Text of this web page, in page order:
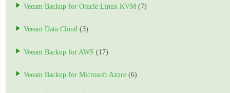
Veeam Backup for Oracle Linux KVM (7)
Veeam Data Cloud (3)
Veeam Backup for AWS (17)
Veeam Backup for Microsoft Azure (6)